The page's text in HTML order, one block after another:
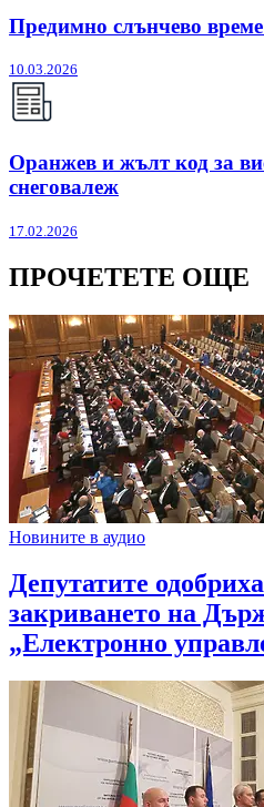
Предимно слънчево
10.03.2026
Оранжев и жълт код за
снеговалеж
17.02.2026
ПРОЧЕТЕТЕ ОЩЕ
Новините в аудио
Депутатите
закриването на
„Електронно